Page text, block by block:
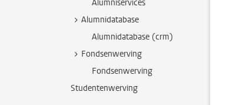
Alumniservices
Alumnidatabase
Alumnidatabase (crm)
Fondsenwerving
Fondsenwerving
Studentenwerving